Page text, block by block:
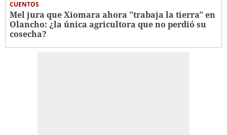
CUENTOS
Mel jura que Xiomara ahora "trabaja la tierra" en
Olancho: ¿la única agricultora que no perdió su
cosecha?